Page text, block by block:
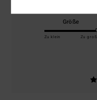
Größe
Zu klein Zu groß